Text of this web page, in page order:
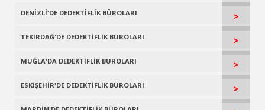
DENİZLİ'DE DEDEKTİFLİK BÜROLARI >
TEKİRDAĞ'DE DEDEKTİFLİK BÜROLARI >
MUĞLA'DA DEDEKTİFLİK BÜROLARI >
ESKİŞEHİR'DE DEDEKTİFLİK BÜROLARI >